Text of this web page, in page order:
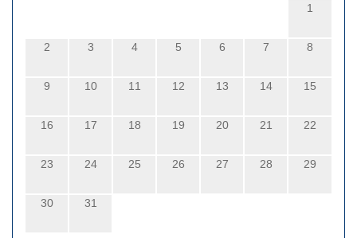
1
2 3 4 5 6 7 8
9 10 11 12 13 14 15
16 17 18 19 20 21 22
23 24 25 26 27 28 29
30 31